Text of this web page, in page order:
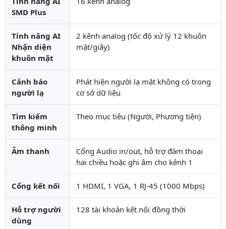
SMD Plus
Tính năng AI
Nhận diện
khuôn mặt
2 kênh analog (tốc độ xử lý 12 khuôn
mặt/giây)
Cảnh báo
người lạ
Phát hiện người lạ mặt không có trong
cơ sở dữ liệu
Tìm kiếm
thông minh
Theo mục tiêu (Người, Phương tiện)
Âm thanh
Cổng Audio in/out, hỗ trợ đàm thoại
hai chiều hoặc ghi âm cho kênh 1
Cổng kết nối 1 HDMI, 1 VGA, 1 RJ-45 (1000 Mbps)
Hỗ trợ người
dùng
128 tài khoản kết nối đồng thời